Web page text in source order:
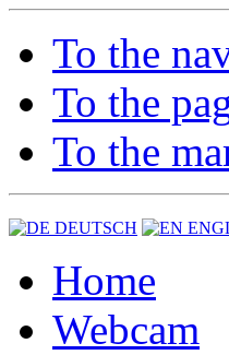
To the
To the
To the
DEUTSCH
Home
Webcam